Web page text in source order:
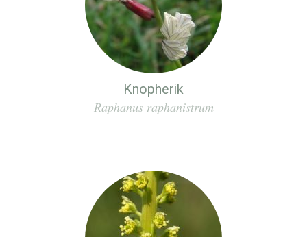
Knopherik
Raphanus raphanistrum